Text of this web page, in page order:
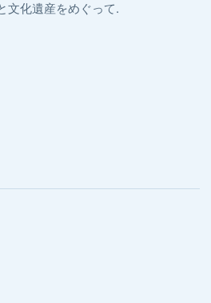
文化遺産をめぐって.